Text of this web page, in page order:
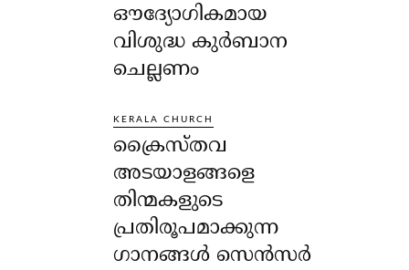
ഔദ്യോഗികമായ
വിശുദ്ധ കുർബാന
ചെല്ലണം
KERALA CHURCH
ക്രൈസ്തവ
അടയാളങ്ങളെ
തിന്മകളുടെ
പ്രതിരൂപമാക്കുന്ന
ഗാനങ്ങൾ സെൻസർ